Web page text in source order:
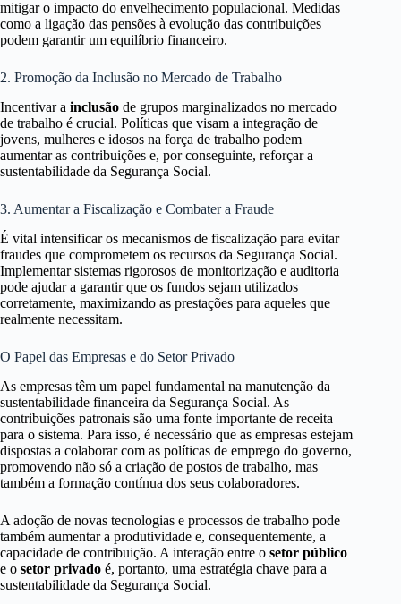
mitigar o impacto do envelhecimento populacional. Medidas
como a ligação das pensões à evolução das contribuições
podem garantir um equilíbrio financeiro.
2. Promoção da Inclusão no Mercado de Trabalho
Incentivar a inclusão de grupos marginalizados no mercado
de trabalho é crucial. Políticas que visam a integração de
jovens, mulheres e idosos na força de trabalho podem
aumentar as contribuições e, por conseguinte, reforçar a
sustentabilidade da Segurança Social.
3. Aumentar a Fiscalização e Combater a Fraude
É vital intensificar os mecanismos de fiscalização para evitar
fraudes que comprometem os recursos da Segurança Social.
Implementar sistemas rigorosos de monitorização e auditoria
pode ajudar a garantir que os fundos sejam utilizados
corretamente, maximizando as prestações para aqueles que
realmente necessitam.
O Papel das Empresas e do Setor Privado
As empresas têm um papel fundamental na manutenção da
sustentabilidade financeira da Segurança Social. As
contribuições patronais são uma fonte importante de receita
para o sistema. Para isso, é necessário que as empresas estejam
dispostas a colaborar com as políticas de emprego do governo,
promovendo não só a criação de postos de trabalho, mas
também a formação contínua dos seus colaboradores.
A adoção de novas tecnologias e processos de trabalho pode
também aumentar a produtividade e, consequentemente, a
capacidade de contribuição. A interação entre o setor público
e o setor privado é, portanto, uma estratégia chave para a
sustentabilidade da Segurança Social.